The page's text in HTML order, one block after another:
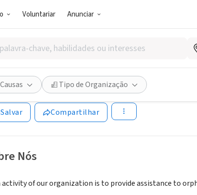
Voluntariar Anunciar
Causas Tipo de Organização
into XXI century
| www.icngo.org
Salvar Compartilhar
Nós
activity of our organization is to provide assistance to